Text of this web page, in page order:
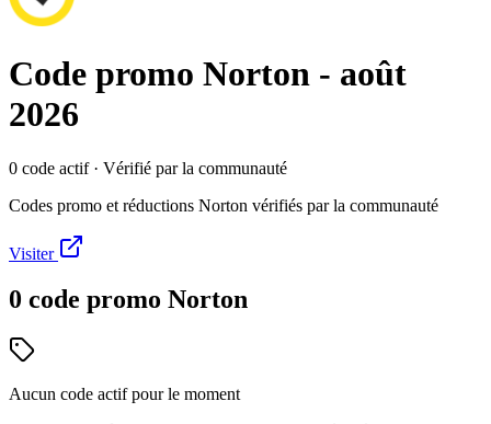
Code promo Norton - août
2026
0 code actif· Vérifié par la communauté
Codes promo et réductions Norton vérifiés par la communauté
Visiter
0 code promo Norton
Aucun code actif pour le moment